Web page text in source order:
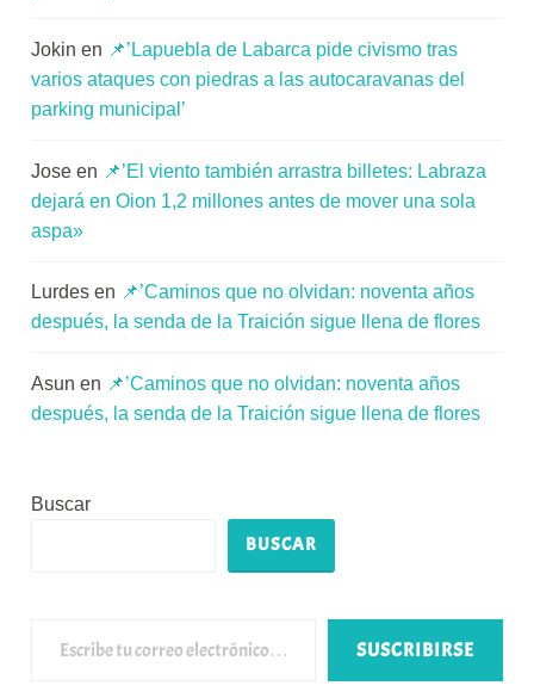
Jokin en 📌’Lapuebla de Labarca pide civismo tras
varios ataques con piedras a las autocaravanas del
parking municipal’
Jose en 📌’El viento también arrastra billetes: Labraza
dejará en Oion 1,2 millones antes de mover una sola
aspa»
Lurdes en 📌’Caminos que no olvidan: noventa años
después, la senda de la Traición sigue llena de flores
Asun en 📌’Caminos que no olvidan: noventa años
después, la senda de la Traición sigue llena de flores
Buscar
BUSCAR
SUSCRIBIRSE